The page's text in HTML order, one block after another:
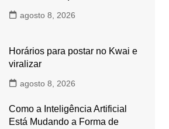
agosto 8, 2026
Horários para postar no Kwai e
viralizar
agosto 8, 2026
Como a Inteligência Artificial
Está Mudando a Forma de